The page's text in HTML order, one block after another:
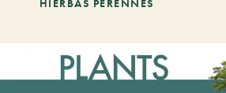
HIERBAS PERENNES